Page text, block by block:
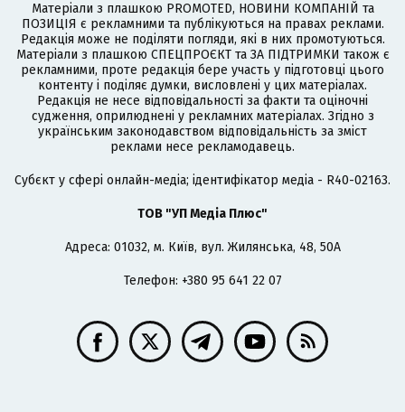
Матеріали з плашкою PROMOTED, НОВИНИ КОМПАНІЙ та
ПОЗИЦІЯ є рекламними та публікуються на правах реклами.
Редакція може не поділяти погляди, які в них промотуються.
Матеріали з плашкою СПЕЦПРОЄКТ та ЗА ПІДТРИМКИ також є
рекламними, проте редакція бере участь у підготовці цього
контенту і поділяє думки, висловлені у цих матеріалах.
Редакція не несе відповідальності за факти та оціночні
судження, оприлюднені у рекламних матеріалах. Згідно з
українським законодавством відповідальність за зміст
реклами несе рекламодавець.
Cубєкт у сфері онлайн-медіа; ідентифікатор медіа - R40-02163.
ТОВ "УП Медіа Плюс"
Адреса: 01032, м. Київ, вул. Жилянська, 48, 50А
Телефон: +380 95 641 22 07